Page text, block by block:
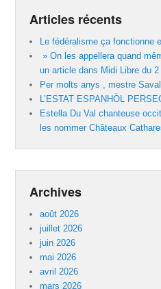
Articles récents
Le fédéralisme ça fonctionne
» On les appellera quand
un article dans Midi Libre du 2
Per molts anys , mestre
L’ESTAT ESPANHÒL
Estella Du Val chanteuse
les nommer Châteaux
Archives
août 2026
juillet 2026
juin 2026
mai 2026
avril 2026
mars 2026